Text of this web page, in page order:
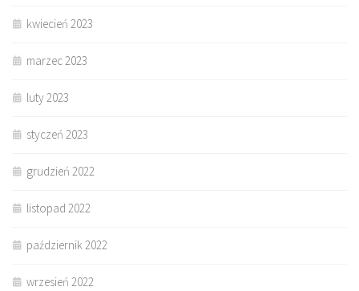
kwiecień 2023
marzec 2023
luty 2023
styczeń 2023
grudzień 2022
listopad 2022
październik 2022
wrzesień 2022